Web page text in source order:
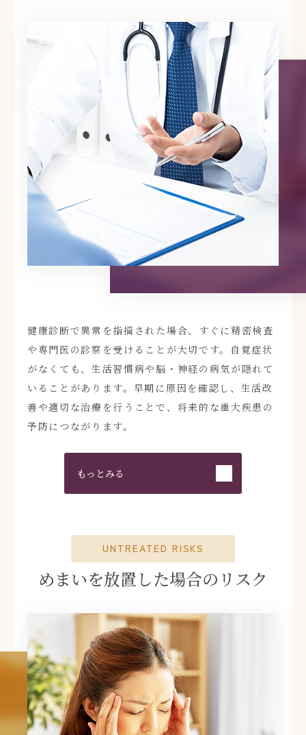
健康診断で異常を指摘された場合、すぐに精密検査
や専門医の診察を受けることが大切です。自覚症状
がなくても、生活習慣病や脳・神経の病気が隠れて
いることがあります。早期に原因を確認し、生活改
善や適切な治療を行うことで、将来的な重大疾患の
予防につながります。
もっとみる
UNTREATED RISKS
めまいを放置した場合のリスク